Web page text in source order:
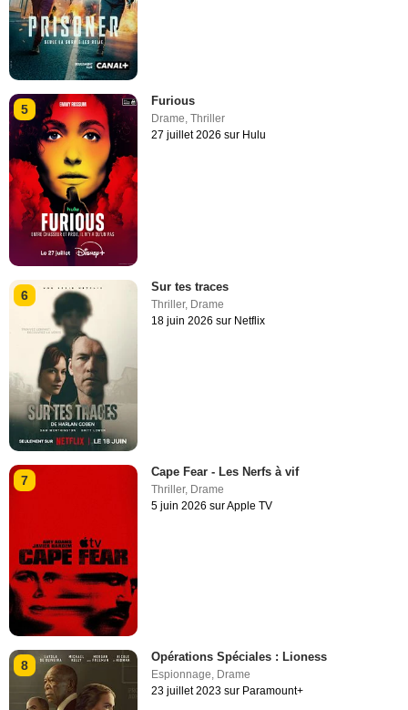
5
Furious
Drame,Thriller
27 juillet 2026 sur Hulu
6
Sur tes traces
Thriller, Drame
18 juin 2026 sur Netflix
7
Cape Fear - Les Nerfs à vif
Thriller, Drame
5 juin 2026 sur Apple TV
8
Opérations Spéciales : Lioness
Espionnage, Drame
23 juillet 2023 sur Paramount+